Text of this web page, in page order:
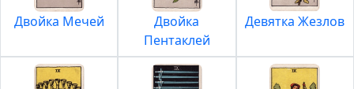
Двойка Мечей
Двойка
Пентаклей
Девятка Жезлов